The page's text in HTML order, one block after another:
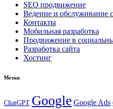
SEO продвижение
Ведение и обслуживание
Контакты
Мобильная разработка
Продвижение в
Разработка сайта
Хостинг
Метки
ChatGPT Google Google Ads